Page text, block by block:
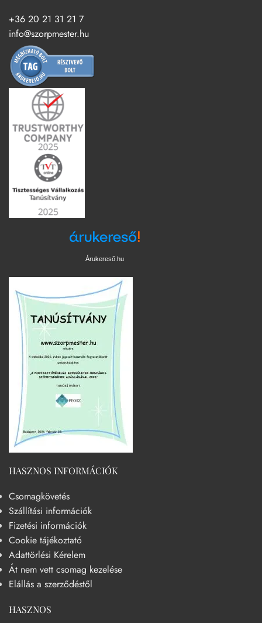
+36 20 21 31 21 7
info@szorpmester.hu
Árukereső.hu
HASZNOS INFORMÁCIÓK
Csomagkövetés
Szállítási információk
Fizetési információk
Cookie tájékoztató
Adattörlési Kérelem
Át nem vett csomag kezelése
Elállás a szerződéstől
HASZNOS